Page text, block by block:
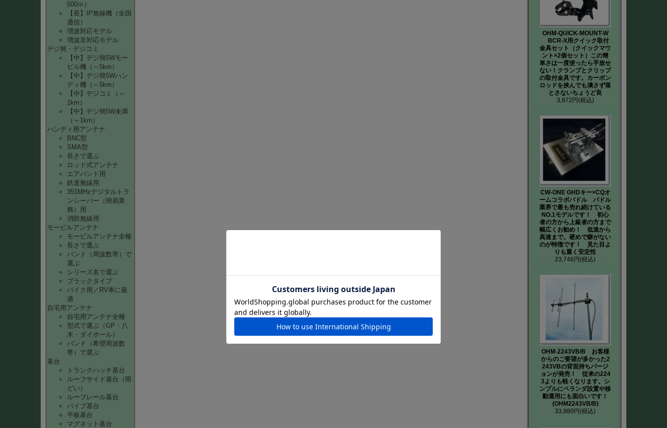
500ｍ）
【長】IP無線機（全国
通信）
増波対応モデル
増波非対応モデル
デジ簡・デジコミ
【中】デジ簡5Wモー
ビル機（～5km）
【中】デジ簡5Wハン
ディ機（～5km）
【中】デジコミ（～
1km）
【中】デジ簡5W未満
（～1km）
ハンディ用アンテナ
BNC型
SMA型
長さで選ぶ
ロッド式アンテナ
エアバンド用
鉄道無線用
351MHzデジタルトラ
ンシーバー（簡易業
務）用
消防無線用
モービルアンテナ
モービルアンテナ全種
長さで選ぶ
バンド（周波数帯）で
選ぶ
シリーズ名で選ぶ
ブラックタイプ
バイク用／RV車に最
適
自宅用アンテナ
自宅用アンテナ全種
型式で選ぶ（GP・八
木・ダイポール）
バンド（希望周波数
帯）で選ぶ
基台
トランクハッチ基台
ルーフサイド基台（雨
どい）
ルーフレール基台
パイプ基台
平板基台
マグネット基台
OHM-QUICK-MOUNT-W
BCR-X用クイック取付
金具セット（クイックマウ
ント×2個セット）この簡
単さは一度使ったら手放せ
ない！クランプとクリップ
の取付金具です。カーボン
ロッドを挟んでも潰さず落
とさないちょうど良
3,872円(税込)
CW-ONE GHDキー×CQオ
ームコラボパドル パドル
業界で最も売れ続けている
NO.1モデルです！ 初心
者の方から上級者の方まで
幅広くお勧め！ 低速から
高速まで。硬めで癖がない
のが特徴です！ 見た目よ
りも重く安定性
23,746円(税込)
OHM-2243VB/B お客様
からのご要望が多かった2
243VBの背面持ちバージ
ョンが発売！ 従来の224
3よりも軽くなります。シ
ンプルにベランダ設置や移
動運用にも面白いです！
(OHM2243VB/B)
33,880円(税込)